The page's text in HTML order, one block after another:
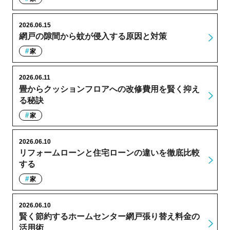
網戸の隙間から蚊が侵入する原因と対策
2026.06.15
家
畳からクッションフロアへの改修費用を賢く抑え
る秘訣
2026.06.11
家
リフォームローンと住宅ローンの違いを徹底比較
する
2026.06.10
家
賢く節約するホームセンター網戸張り替え料金の
活用術
2026.06.10